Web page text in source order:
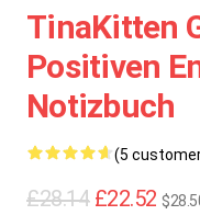
TinaKitten
Positiven
Notizbuch
(5
£28.14 £22.52